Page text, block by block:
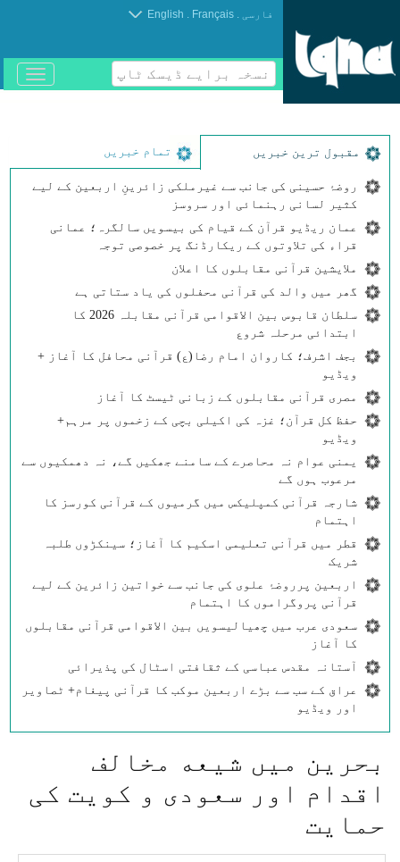
فارسی .
Français
.
English
نسخہ برایے ڈیسک ٹاپ
باز
و
مقبول ترین خبریں تمام خبریں
روضۂ حسینی کی جانب سے غیرملکی زائرینِ اربعین کے لیے
کثیر لسانی رہنمائی اور سروسز
عمان ریڈیو قرآن کے قیام کی بیسویں سالگرہ؛ عمانی
قراء کی تلاوتوں کے ریکارڈنگ پر خصوصی توجہ
ملایشین قرآنی مقابلوں کا اعلان
گھر میں والد کی قرآنی محفلوں کی یاد ستاتی ہے
سلطان قابوس بین الاقوامی قرآنی مقابلہ 2026 کا
ابتدائی مرحلہ شروع
بجف اشرف؛ کاروان امام رضا(ع) قرآنی محافل کا آغاز +
ویڈیو
مصری قرآنی مقابلوں کے زبانی ٹیسٹ کا آغاز
حفظ کل قرآن؛ غزہ کی اکیلی بچی کے زخموں پر مرہم+
ویڈیو
یمنی عوام نہ محاصرے کے سامنے جھکیں گے، نہ دھمکیوں سے
مرعوب ہوں گے
شارجہ قرآنی کمپلیکس میں گرمیوں کے قرآنی کورسز کا
اہتمام
قطر میں قرآنی تعلیمی اسکیم کا آغاز؛ سینکڑوں طلبہ
شریک
اربعین پرروضۂ علوی کی جانب سے خواتین زائرین کے لیے
قرآنی پروگراموں کا اہتمام
سعودی عرب میں چھیالیسویں بین الاقوامی قرآنی مقابلوں
کا آغاز
آستانہ مقدس عباسی کے ثقافتی اسٹال کی پذیرائی
عراق کے سب سے بڑے اربعین موکب کا قرآنی پیغام+ ٹصاویر
اور ویڈیو
بحرین میں شیعه مخالف
اقدام اور سعودی و کویت کی
حمایت